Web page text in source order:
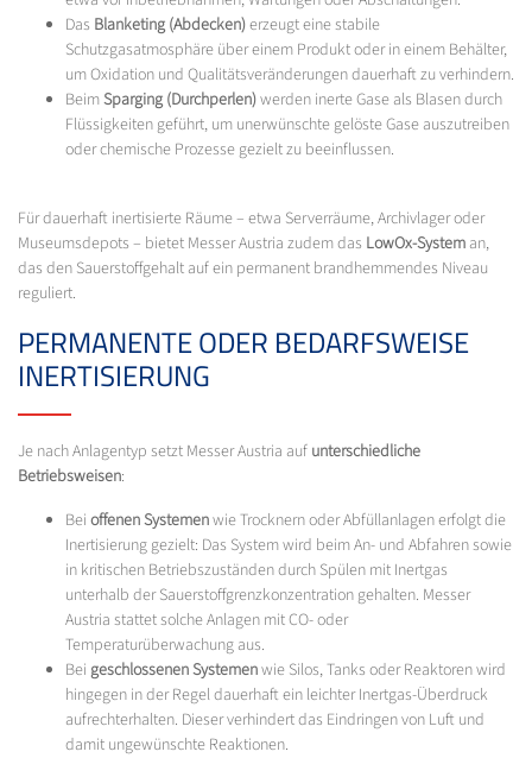
Das Blanketing (Abdecken)erzeugt eine stabile
Schutzgasatmosphäre über einem Produkt oder in einem Behälter,
um Oxidation und Qualitätsveränderungen dauerhaft zu verhindern.
BeimSparging (Durchperlen)werden inerte Gase als Blasen durch
Flüssigkeiten geführt, um unerwünschte gelöste Gase auszutreiben
oder chemische Prozesse gezielt zu beeinflussen.
Für dauerhaft inertisierte Räume – etwa Serverräume, Archivlager oder
Museumsdepots – bietet Messer Austria zudem das LowOx-Systeman,
das den Sauerstoffgehalt auf ein permanent brandhemmendes Niveau
reguliert.
PERMANENTE ODER BEDARFSWEISE
INERTISIERUNG
Je nach Anlagentyp setzt Messer Austria auf unterschiedliche
Betriebsweisen:
Bei offenen Systemenwie Trocknern oder Abfüllanlagen erfolgt die
Inertisierung gezielt: Das System wird beim An- und Abfahren sowie
in kritischen Betriebszuständen durch Spülen mit Inertgas
unterhalb der Sauerstoffgrenzkonzentration gehalten. Messer
Austria stattet solche Anlagen mit CO- oder
Temperaturüberwachung aus.
Bei geschlossenen Systemenwie Silos, Tanks oder Reaktoren wird
hingegen in der Regel dauerhaft ein leichter Inertgas-Überdruck
aufrechterhalten. Dieser verhindert das Eindringen von Luft und
damit ungewünschte Reaktionen.